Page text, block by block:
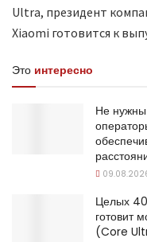
Ultra, президент
Xiaomi готовится к
Это интересно
Не
Целых
готовит
(Core